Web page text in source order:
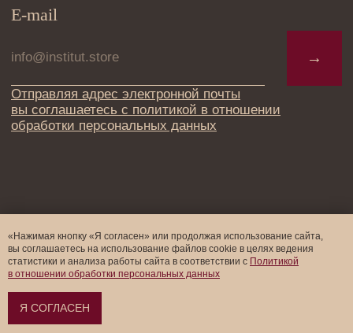
«Нажимая кнопку «Я согласен» или продолжая использование сайта,
вы соглашаетесь на использование файлов cookie в целях ведения
статистики и анализа работы cайта в соответствии с Политикой
в отношении обработки персональных данных
Я СОГЛАСЕН